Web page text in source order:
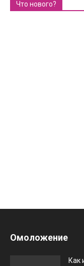
Что нового?
Омоложение
Как